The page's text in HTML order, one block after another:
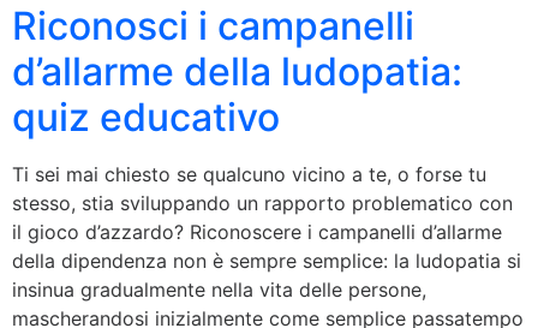
Riconosci i campanelli
d’allarme della ludopatia:
quiz educativo
Ti sei mai chiesto se qualcuno vicino a te, o forse tu
stesso, stia sviluppando un rapporto problematico con
il gioco d’azzardo? Riconoscere i campanelli d’allarme
della dipendenza non è sempre semplice: la ludopatia si
insinua gradualmente nella vita delle persone,
mascherandosi inizialmente come semplice passatempo